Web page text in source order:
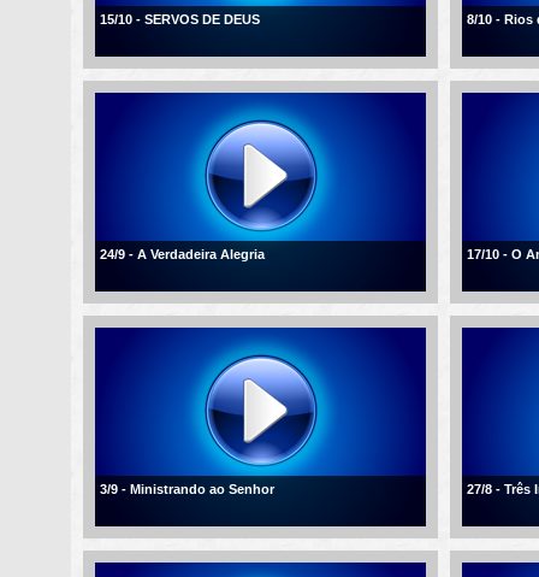
15/10 - SERVOS DE DEUS 8/10 - Rios
24/9 - A Verdadeira Alegria 17/10 - O
3/9 - Ministrando ao Senhor 27/8 - Três